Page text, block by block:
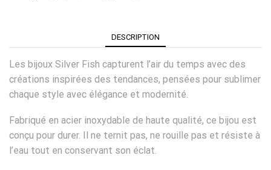
DESCRIPTION
Les bijoux Silver Fish capturent l’air du temps avec des
créations inspirées des tendances, pensées pour sublimer
chaque style avec élégance et modernité.
Fabriqué en acier inoxydable de haute qualité, ce bijou est
conçu pour durer. Il ne ternit pas, ne rouille pas et résiste à
l’eau tout en conservant son éclat.